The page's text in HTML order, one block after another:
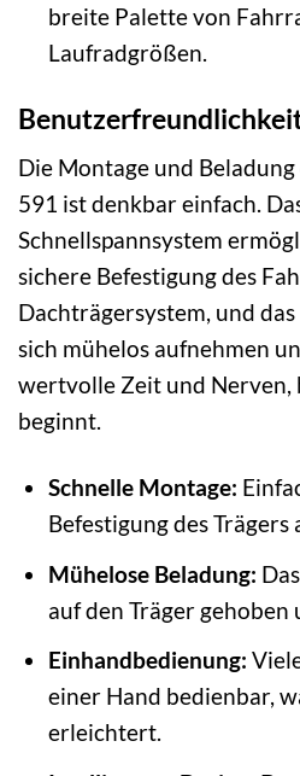
breite Palette von
Laufradgrößen.
Die Montage und
591 ist denkbar einfach.
Schnellspannsystem
sichere Befestigung des
Dachträgersystem, und
sich mühelos aufnehmen
wertvolle Zeit und Nerven,
beginnt.
Schnelle Montage:
Befestigung des Trägers
Mühelose Beladung:
auf den Träger
Einhandbedienung:
einer Hand bedienbar,
erleichtert.